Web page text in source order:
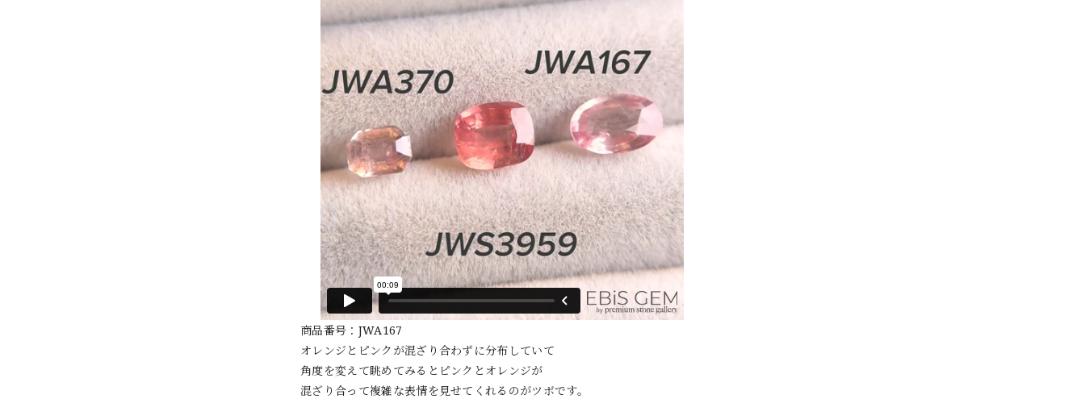
商品番号：JWA167
オレンジとピンクが混ざり合わずに分布していて
角度を変えて眺めてみるとピンクとオレンジが
混ざり合って複雑な表情を見せてくれるのがツボです。